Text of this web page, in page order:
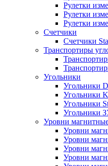
Рулетки
Рулетки
Рулетки
Счетчики
Счетчики
Транспортиры
Угольники
Угольники
Угольники
Угольники
Угольники
Уровни
Уровни
Уровни
Уровни
Уровни